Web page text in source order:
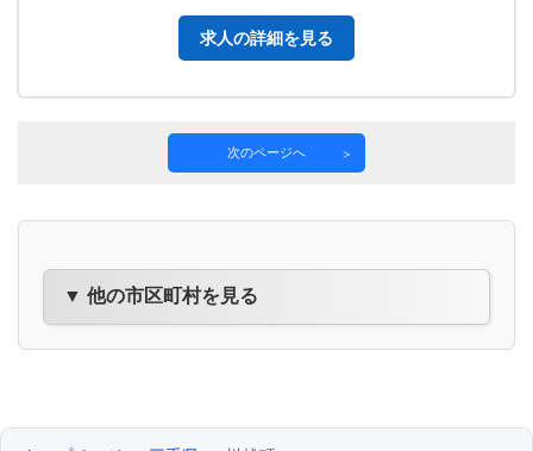
求人の詳細を見る
次のページへ
▼ 他の市区町村を見る